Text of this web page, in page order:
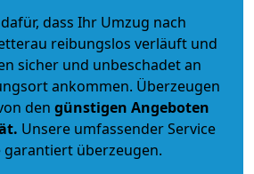
dass Ihr Umzug nach
reibungslos verläuft und
sicher und unbeschadet an
ankommen. Überzeugen
den günstigen Angeboten
. Unsere umfassender Service
garantiert überzeugen.